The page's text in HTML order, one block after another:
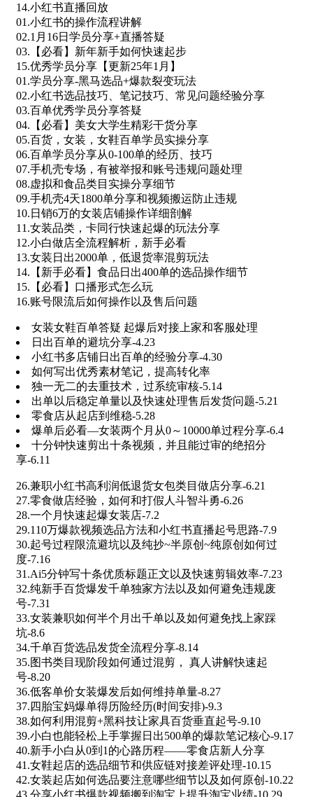
14.小红书直播回放
01.小红书的操作流程讲解
02.1月16日学员分享+直播答疑
03.【必看】新年新手如何快速起步
15.优秀学员分享【更新25年1月】
01.学员分享-黑马选品+爆款裂变玩法
02.小红书选品技巧、笔记技巧、常见问题经验分享
03.百单优秀学员分享答疑
04.【必看】美女大学生精彩干货分享
05.百货，女装，女鞋百单学员实操分享
06.百单学员分享从0-100单的经历、技巧
07.手机壳专场，有被举报和账号违规问题处理
08.虚拟和食品类目实操分享细节
09.手机壳4天1800单分享和视频搬运防止违规
10.日销6万的女装店铺操作详细剖解
11.女装品类，卡同行快速起爆的玩法分享
12.小白做店全流程解析，新手必看
13.女装日出2000单，低退货率混剪玩法
14.【新手必看】食品日出400单的选品操作细节
15.【必看】口播形式怎么玩
16.账号限流后如何操作以及售后问题
女装女鞋百单答疑 起爆后对接上家和客服处理
日出百单的避坑分享-4.23
小红书多店铺日出百单的经验分享-4.30
如何写出优秀素材笔记，提高转化率
独一无二的去重技术，过系统审核-5.14
出单以后稳定单量以及快速处理售后发货问题-5.21
零食店从起店到维稳-5.28
爆单后必看—女装两个月从0～10000单过程分享-6.4
十分钟快速剪出十条视频，并且能过审的绝招分
享-6.11
26.兼职小红书高利润低退货女包类目做店分享-6.21
27.零食做店经验，如何和打假人斗智斗勇-6.26
28.一个月快速起爆女装店-7.2
29.110万爆款视频选品方法和小红书直播起号思路-7.9
30.起号过程限流避坑以及纯抄~半原创~纯原创如何过
度-7.16
31.Ai5分钟写十条优质标题正文以及快速剪辑效率-7.23
32.纯新手百货爆发千单独家方法以及如何避免违规废
号-7.31
33.女装兼职如何半个月出千单以及如何避免找上家踩
坑-8.6
34.千单百货选品发货全流程分享-8.14
35.图书类目现阶段如何通过混剪， 真人讲解快速起
号-8.20
36.低客单价女装爆发后如何维持单量-8.27
37.四胎宝妈爆单得历险经历(时间安排)-9.3
38.如何利用混剪+黑科技让家具百货垂直起号-9.10
39.小白也能轻松上手掌握日出500单的爆款笔记核心-9.17
40.新手小白从0到1的心路历程——零食店新人分享
41.女鞋起店的选品细节和供应链对接差评处理-10.15
42.女装起店如何选品要注意哪些细节以及如何原创-10.22
43.分享小红书爆款视频搬到淘宝上提升淘宝业绩-10.29